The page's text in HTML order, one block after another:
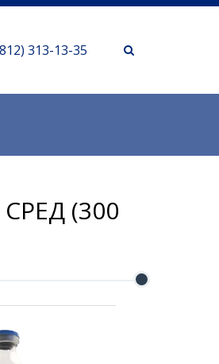
313-13-35
(300